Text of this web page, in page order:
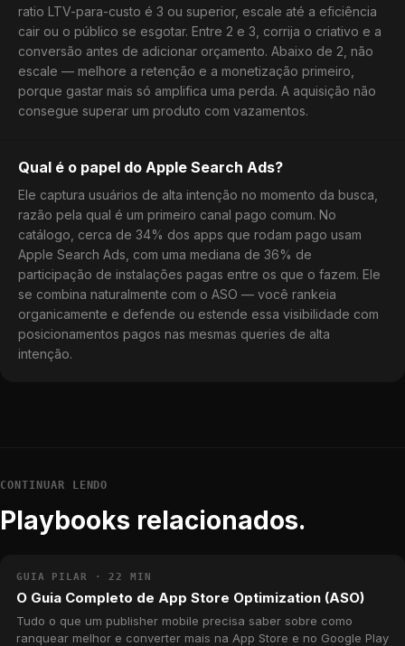
ratio LTV-para-custo é 3 ou superior, escale até a eficiência
cair ou o público se esgotar. Entre 2 e 3, corrija o criativo e a
conversão antes de adicionar orçamento. Abaixo de 2, não
escale — melhore a retenção e a monetização primeiro,
porque gastar mais só amplifica uma perda. A aquisição não
consegue superar um produto com vazamentos.
Qual é o papel do Apple Search Ads?
Ele captura usuários de alta intenção no momento da busca,
razão pela qual é um primeiro canal pago comum. No
catálogo, cerca de 34% dos apps que rodam pago usam
Apple Search Ads, com uma mediana de 36% de
participação de instalações pagas entre os que o fazem. Ele
se combina naturalmente com o ASO — você rankeia
organicamente e defende ou estende essa visibilidade com
posicionamentos pagos nas mesmas queries de alta
intenção.
CONTINUAR LENDO
Playbooks relacionados.
GUIA PILAR · 22 MIN
O Guia Completo de App Store Optimization (ASO)
Tudo o que um publisher mobile precisa saber sobre como
ranquear melhor e converter mais na App Store e no Google Play